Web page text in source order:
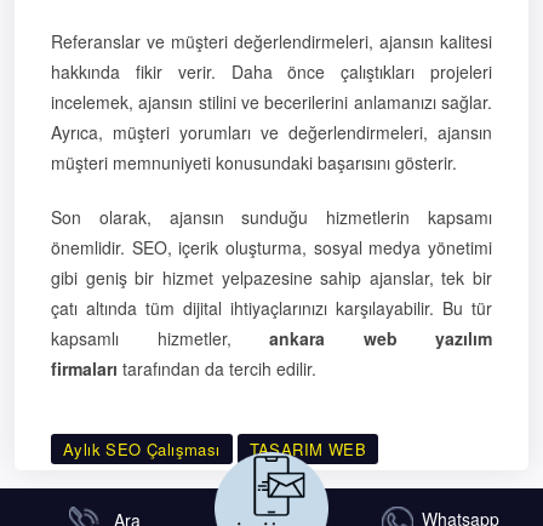
Referanslar ve müşteri değerlendirmeleri, ajansın kalitesi
hakkında fikir verir. Daha önce çalıştıkları projeleri
incelemek, ajansın stilini ve becerilerini anlamanızı sağlar.
Ayrıca, müşteri yorumları ve değerlendirmeleri, ajansın
müşteri memnuniyeti konusundaki başarısını gösterir.
Son olarak, ajansın sunduğu hizmetlerin kapsamı
önemlidir. SEO, içerik oluşturma, sosyal medya yönetimi
gibi geniş bir hizmet yelpazesine sahip ajanslar, tek bir
çatı altında tüm dijital ihtiyaçlarınızı karşılayabilir. Bu tür
kapsamlı hizmetler, ankara web yazılım
firmaları tarafından da tercih edilir.
Aylık SEO Çalışması TASARIM WEB
Ara Whatsapp